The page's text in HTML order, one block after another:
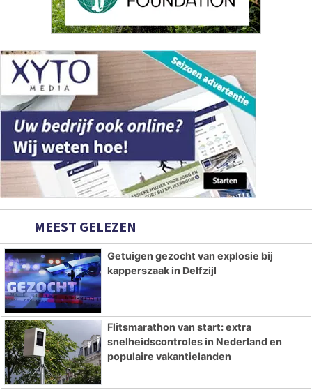
MEEST GELEZEN
Getuigen gezocht van explosie bij
kapperszaak in Delfzijl
Flitsmarathon van start: extra
snelheidscontroles in Nederland en
populaire vakantielanden